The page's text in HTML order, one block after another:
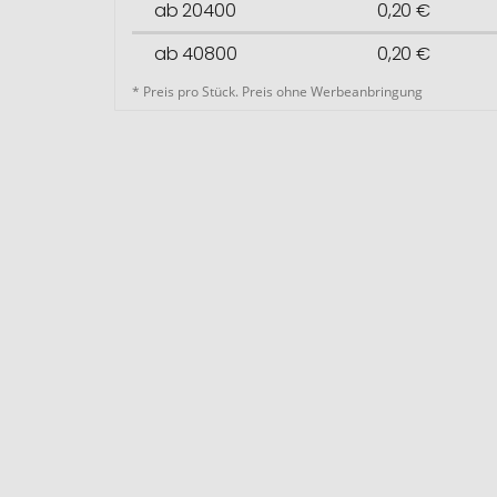
ab 20400
0,20 €
ab 40800
0,20 €
* Preis pro Stück. Preis ohne Werbeanbringung